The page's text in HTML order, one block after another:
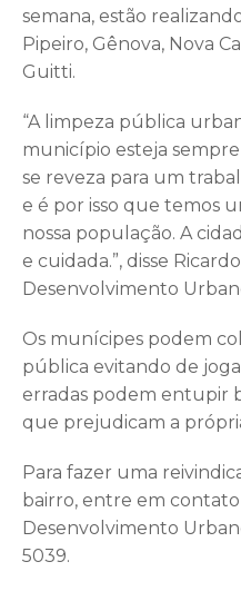
semana, estão
Pipeiro, Gênova, Nova
Guitti.
“A limpeza pública
município esteja
se reveza para um
e é por isso que temos
nossa população. A
e cuidada.”, disse
Desenvolvimento
Os munícipes podem
pública evitando de
erradas podem entupir
que prejudicam a
Para fazer uma
bairro, entre em
Desenvolvimento
5039.